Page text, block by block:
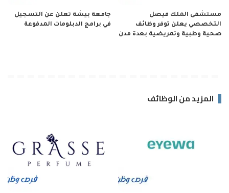
مستشفى الملك فيصل
التخصصي يعلن توفر وظائف
صحية وطبية وتمريضية بعدة مدن
جامعة بيشة تعلن عن التسجيل
في برامج الدبلومات المدفوعة
المزيد من الوظائف